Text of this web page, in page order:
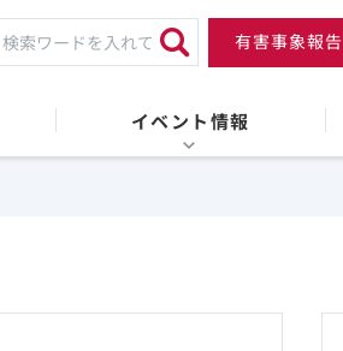
有害事象報告
イベント情報